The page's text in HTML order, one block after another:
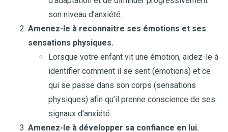
son niveau d’anxiété.
Amenez-le à reconnaitre ses émotions et ses
sensations physiques.
Lorsque votre enfant vit une émotion, aidez-le à
identifier comment il se sent (émotions) et ce
qui se passe dans son corps (sensations
physiques) afin qu’il prenne conscience de ses
signaux d’anxiété.
Amenez-le à développer sa confiance en lui.